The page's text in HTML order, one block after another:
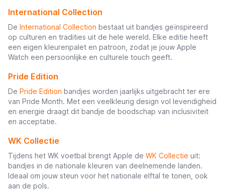
International Collection
De International Collection bestaat uit bandjes geïnspireerd
op culturen en tradities uit de hele wereld. Elke editie heeft
een eigen kleurenpalet en patroon, zodat je jouw Apple
Watch een persoonlijke en culturele touch geeft.
Pride Edition
De Pride Edition bandjes worden jaarlijks uitgebracht ter ere
van Pride Month. Met een veelkleurig design vol levendigheid
en energie draagt dit bandje de boodschap van inclusiviteit
en acceptatie.
WK Collectie
Tijdens het WK voetbal brengt Apple de WK Collectie uit:
bandjes in de nationale kleuren van deelnemende landen.
Ideaal om jouw steun voor het nationale elftal te tonen, ook
aan de pols.